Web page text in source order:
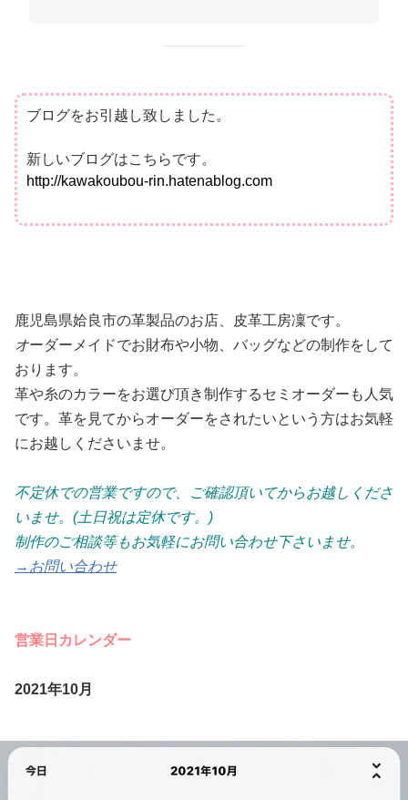
ブログをお引越し致しました。
新しいブログはこちらです。
http://kawakoubou-rin.hatenablog.com
鹿児島県姶良市の革製品のお店、皮革工房凜です。
オーダーメイドでお財布や小物、バッグなどの制作をして
おります。
革や糸のカラーをお選び頂き制作するセミオーダーも人気
です。革を見てからオーダーをされたいという方はお気軽
にお越しくださいませ。
不定休での営業ですので、ご確認頂いてからお越しくださ
いませ。(土日祝は定休です。)
制作のご相談等もお気軽にお問い合わせ下さいませ。
→お問い合わせ
営業日カレンダー
2021年10月